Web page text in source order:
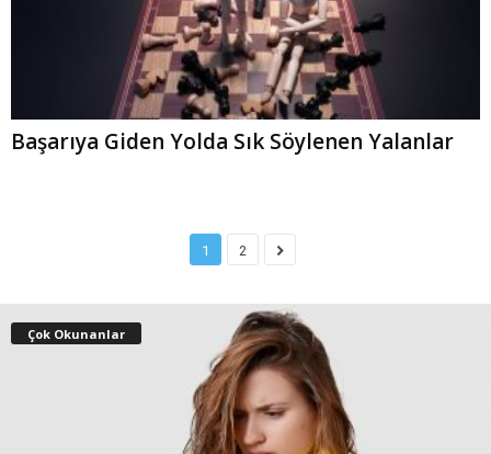
Başarıya Giden Yolda Sık Söylenen Yalanlar
1 2
Çok Okunanlar